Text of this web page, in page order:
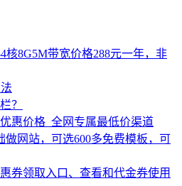
核8G5M带宽价格288元一年，非
？
惠价格_全网专属最低价渠道
做网站，可选600多免费模板，可
券领取入口、查看和代金券使用